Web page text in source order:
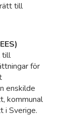
till
till
för
enskilde
kommunal
i Sverige.